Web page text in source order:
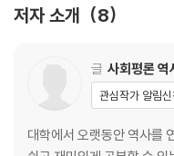
1. 최초의 세계 대전
2. 세계가 혼란에 빠지다
3. 세계를 뒤흔든 제2차 세계
정리왕
저자 소개 8
글 사회평론 역
관심작가 알림신
대학에서 오랫동안 역사를